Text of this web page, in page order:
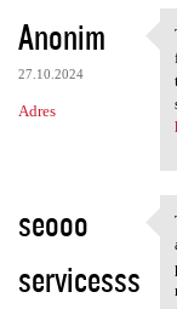
Anonim
27.10.2024
Adres
seooo
servicesss